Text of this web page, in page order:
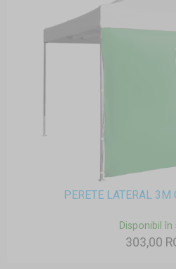
PERETE LATERAL 3M
Disponibil
303,00